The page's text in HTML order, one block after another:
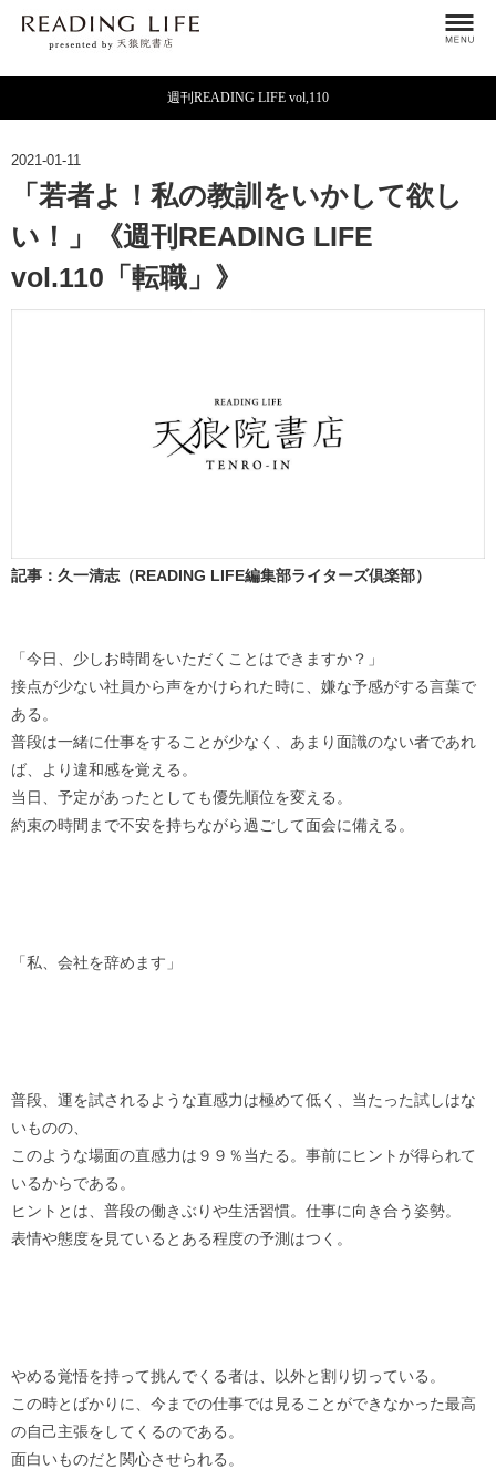
週刊READING LIFE vol,110
2021-01-11
「若者よ！私の教訓をいかして欲し
い！」《週刊READING LIFE
vol.110「転職」》
記事：久一清志（READING LIFE編集部ライターズ倶楽部）
「今日、少しお時間をいただくことはできますか？」
接点が少ない社員から声をかけられた時に、嫌な予感がする言葉で
ある。
普段は一緒に仕事をすることが少なく、あまり面識のない者であれ
ば、より違和感を覚える。
当日、予定があったとしても優先順位を変える。
約束の時間まで不安を持ちながら過ごして面会に備える。
「私、会社を辞めます」
普段、運を試されるような直感力は極めて低く、当たった試しはな
いものの、
このような場面の直感力は９９％当たる。事前にヒントが得られて
いるからである。
ヒントとは、普段の働きぶりや生活習慣。仕事に向き合う姿勢。
表情や態度を見ているとある程度の予測はつく。
やめる覚悟を持って挑んでくる者は、以外と割り切っている。
この時とばかりに、今までの仕事では見ることができなかった最高
の自己主張をしてくるのである。
面白いものだと関心させられる。